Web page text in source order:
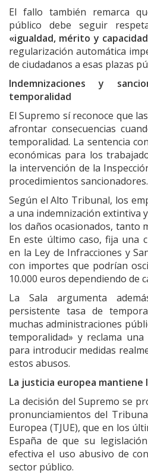
El fallo también remarca
público debe seguir
«igualdad, mérito y
regularización automática
de ciudadanos a esas plazas
Indemnizaciones y
temporalidad
El Supremo sí reconoce que
afrontar consecuencias
temporalidad. La sentencia
económicas para los
la intervención de la
procedimientos sancionadores.
Según el Alto Tribunal, los
a una indemnización extintiva
los daños ocasionados, tanto
En este último caso, fija una
en la Ley de Infracciones y
con importes que podrían
10.000 euros dependiendo de
La Sala argumenta
persistente tasa de
muchas administraciones
temporalidad» y reclama
para introducir medidas
estos abusos.
La justicia europea mantiene
La decisión del Supremo se
pronunciamientos del
Europea (TJUE), que en los
España de que su
efectiva el uso abusivo de
sector público.